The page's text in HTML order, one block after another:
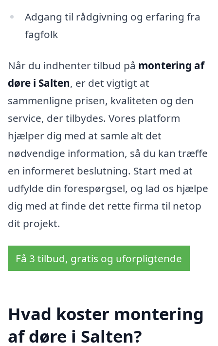
Adgang til rådgivning og erfaring fra
fagfolk
Når du indhenter tilbud på montering af
døre i Salten, er det vigtigt at
sammenligne prisen, kvaliteten og den
service, der tilbydes. Vores platform
hjælper dig med at samle alt det
nødvendige information, så du kan træffe
en informeret beslutning. Start med at
udfylde din forespørgsel, og lad os hjælpe
dig med at finde det rette firma til netop
dit projekt.
Få 3 tilbud, gratis og uforpligtende
Hvad koster montering
af døre i Salten?